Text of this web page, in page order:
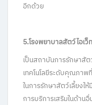
อีกด้วย
5.โรงพยาบาลสัตว์ไอเว็ท
เป็นสถาบันการรักษาสั
เทคโนโลยีระดับคุณภาพ
ในการรักษาสัตว์เลี้ยงใ
การบริการเสริมในด้าน